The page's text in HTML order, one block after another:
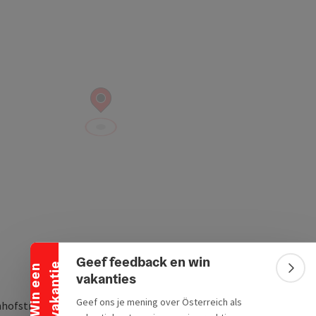
W
i
n
e
e
n
v
a
k
a
n
t
ie
Banner inklappen
Geef feedback en win
vakanties
Geef ons je mening over Österreich als
14